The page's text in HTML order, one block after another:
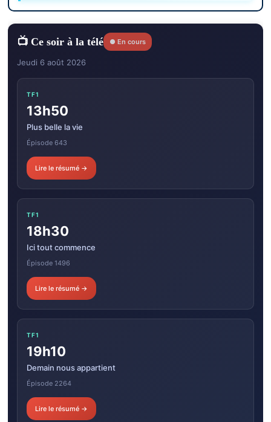
📺 Ce soir à la télé ● En cours
Jeudi 6 août 2026
TF1
13h50
Plus belle la vie
Épisode 643
Lire le résumé →
TF1
18h30
Ici tout commence
Épisode 1496
Lire le résumé →
TF1
19h10
Demain nous appartient
Épisode 2264
Lire le résumé →